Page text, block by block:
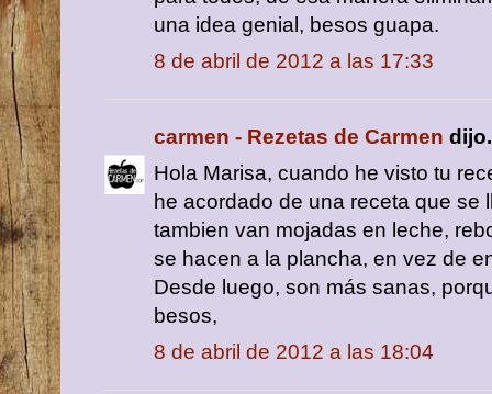
una idea genial, besos guapa.
8 de abril de 2012 a las 17:33
carmen - Rezetas de Carmen
Hola Marisa, cuando he visto tu
he acordado de una receta que se
tambien van mojadas en leche,
se hacen a la plancha, en vez de
Desde luego, son más sanas,
besos,
8 de abril de 2012 a las 18:04